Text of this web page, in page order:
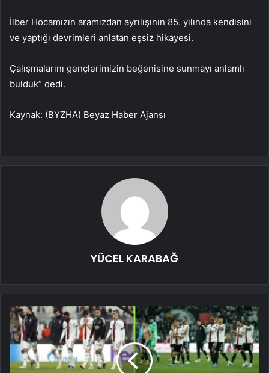
İlber Hocamızın aramızdan ayrılışının 85. yılında kendisini
ve yaptığı devrimleri anlatan eşsiz hikayesi.
Çalışmalarını gençlerimizin beğenisine sunmayı anlamlı
bulduk” dedi.
Kaynak: (BYZHA) Beyaz Haber Ajansı
YÜCEL KARABAĞ